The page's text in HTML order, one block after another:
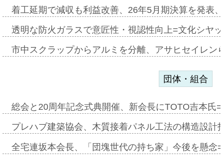
着工延期で減収も利益改善、26年5月期決算を発表
透明な防火ガラスで意匠性・視認性向上=文化シヤ
市中スクラップからアルミを分離、アサヒセイレ
団体・組合
総会と20周年記念式典開催、新会長にTOTO吉本氏
プレハブ建築協会、木質接着パネル工法の構造設
全宅連坂本会長、「団塊世代の持ち家」今後を懸